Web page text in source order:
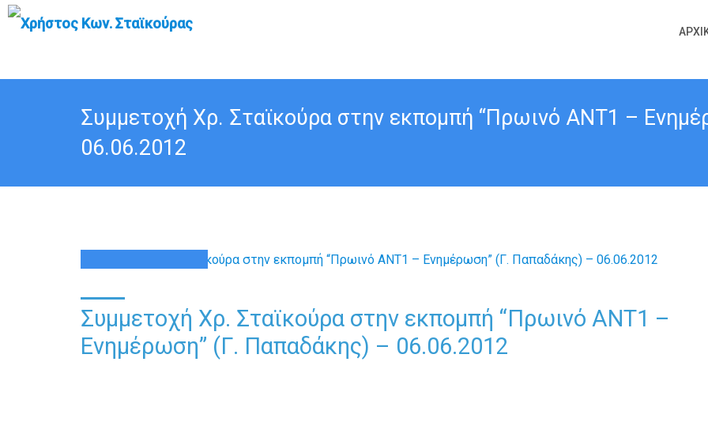
Συμμετοχή Χρ. Σταϊκούρα στην εκπομπή “Πρωινό ΑΝΤ1 –
06.06.2012
Συμμετοχή Χρ. Σταϊκούρα στην εκπομπή “Πρωινό ΑΝΤ1 –
Ενημέρωση” (Γ. Παπαδάκης) – 06.06.2012